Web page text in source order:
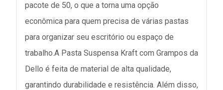
pacote de 50, o que a torna uma opção
econômica para quem precisa de várias pastas
para organizar seu escritório ou espaço de
trabalho.A Pasta Suspensa Kraft com Grampos da
Dello é feita de material de alta qualidade,
garantindo durabilidade e resistência. Além disso,